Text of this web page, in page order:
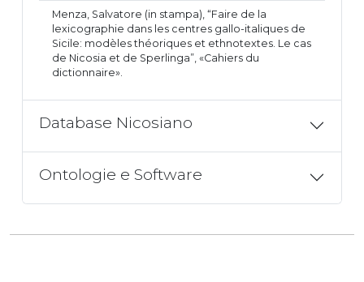
Menza, Salvatore (in stampa), “Faire de la
lexicographie dans les centres gallo-italiques de
Sicile: modèles théoriques et ethnotextes. Le cas
de Nicosia et de Sperlinga”, «Cahiers du
dictionnaire».
Database Nicosiano
Ontologie e Software